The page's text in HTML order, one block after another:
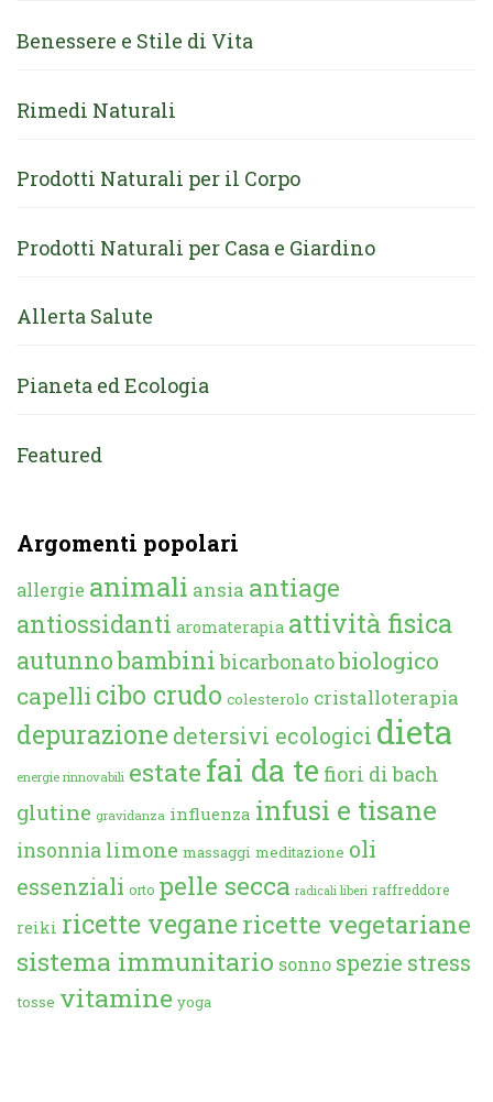
Benessere e Stile di Vita
Rimedi Naturali
Prodotti Naturali per il Corpo
Prodotti Naturali per Casa e Giardino
Allerta Salute
Pianeta ed Ecologia
Featured
Argomenti popolari
allergie animali ansia antiage
antiossidanti aromaterapia attività fisica
autunnobambini bicarbonatobiologico
capelli cibo crudo colesterolo cristalloterapia
depurazione detersivi ecologici dieta
energie rinnovabili estate fai da te fiori di bach
glutine gravidanza influenza infusi e tisane
insonnia limone massaggi meditazione oli
essenziali orto pelle secca radicali liberi raffreddore
reiki ricette veganericette vegetariane
sistema immunitario sonno spezie stress
tosse vitamine yoga